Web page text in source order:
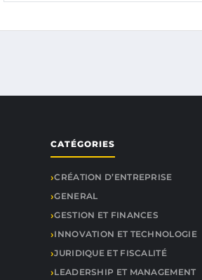
CATÉGORIES
CRÉATION D’ENTREPRISE
GENERAL
GESTION ET FINANCES
INNOVATION ET TECHNOLOGIE
JURIDIQUE ET FISCALITÉ
LEADERSHIP ET MANAGEMENT